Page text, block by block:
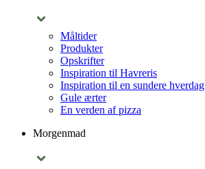
Måltider
Produkter
Opskrifter
Inspiration til Havreris
Inspiration til en sundere hverdag
Gule ærter
En verden af pizza
Morgenmad